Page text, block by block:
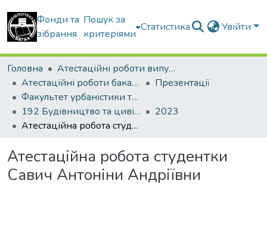
Фонди та
зібрання
Пошук за
критеріями
Статистика Увійти
Головна
Атестаційні роботи випускників
Атестаційні роботи бакалаврів
Презентації
Факультет урбаністики та просторового планування
192 Будівництво та цивільна інженерія. Міське будівництво та господарство
2023
Атестаційна робота студентки Савич Антоніни Андріївни
Атестаційна робота студентки
Савич Антоніни Андріївни